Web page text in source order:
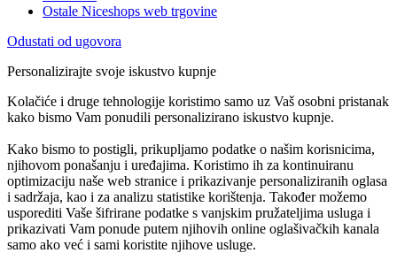
Ostale Niceshops web trgovine
Odustati od ugovora
Personalizirajte svoje iskustvo kupnje
Kolačiće i druge tehnologije koristimo samo uz Vaš osobni pristanak
kako bismo Vam ponudili personalizirano iskustvo kupnje.
Kako bismo to postigli, prikupljamo podatke o našim korisnicima,
njihovom ponašanju i uređajima. Koristimo ih za kontinuiranu
optimizaciju naše web stranice i prikazivanje personaliziranih oglasa
i sadržaja, kao i za analizu statistike korištenja. Također možemo
usporediti Vaše šifrirane podatke s vanjskim pružateljima usluga i
prikazivati Vam ponude putem njihovih online oglašivačkih kanala
samo ako već i sami koristite njihove usluge.